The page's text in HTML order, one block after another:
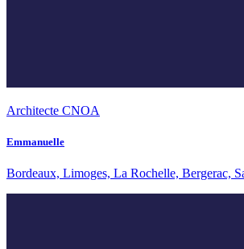
Architecte CNOA
Emmanuelle
Bordeaux, Limoges, La Rochelle, Bergerac,